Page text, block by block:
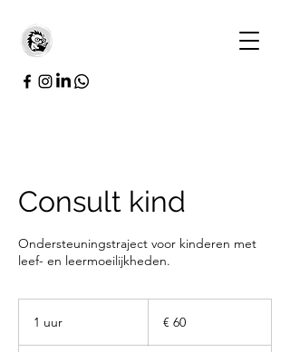
Consult kind
Ondersteuningstraject voor kinderen met
leef- en leermoeilijkheden.
1 uur € 60